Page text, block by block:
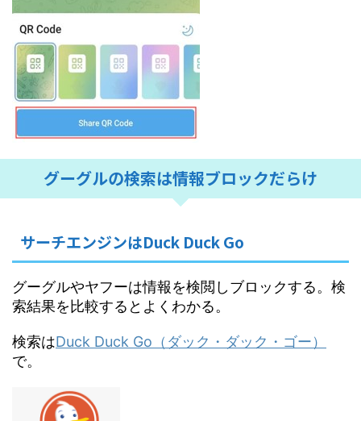
グーグルの検索は情報ブロックだらけ
サーチエンジンはDuck Duck Go
グーグルやヤフーは情報を検閲しブロックする。検
索結果を比較するとよくわかる。
検索はDuck Duck Go（ダック・ダック・ゴー）
で。